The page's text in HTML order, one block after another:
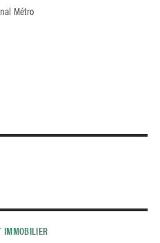
Métro
IMMOBILIER